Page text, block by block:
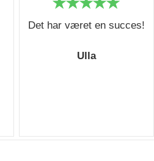
Det har været en succes!
Ulla